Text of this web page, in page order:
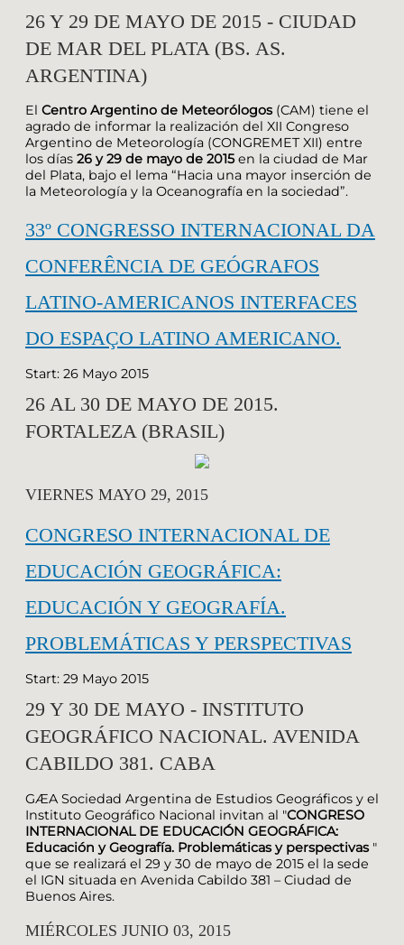
26 Y 29 DE MAYO DE 2015 - CIUDAD
DE MAR DEL PLATA (BS. AS.
ARGENTINA)
El Centro Argentino de Meteorólogos(CAM) tiene el
agrado de informar la realización del XII Congreso
Argentino de Meteorología (CONGREMET XII) entre
los días 26 y 29 de mayo de 2015en la ciudad de Mar
del Plata, bajo el lema “Hacia una mayor inserción de
la Meteorología y la Oceanografía en la sociedad”.
33º CONGRESSO INTERNACIONAL DA
CONFERÊNCIA DE GEÓGRAFOS
LATINO-AMERICANOS INTERFACES
DO ESPAÇO LATINO AMERICANO.
Start: 26 Mayo 2015
26 AL 30 DE MAYO DE 2015.
FORTALEZA (BRASIL)
VIERNES MAYO 29, 2015
CONGRESO INTERNACIONAL DE
EDUCACIÓN GEOGRÁFICA:
EDUCACIÓN Y GEOGRAFÍA.
PROBLEMÁTICAS Y PERSPECTIVAS
Start: 29 Mayo 2015
29 Y 30 DE MAYO - INSTITUTO
GEOGRÁFICO NACIONAL. AVENIDA
CABILDO 381. CABA
GÆA Sociedad Argentina de Estudios Geográficos y el
Instituto Geográfico Nacional invitan al "CONGRESO
INTERNACIONAL DE EDUCACIÓN GEOGRÁFICA:
Educación y Geografía. Problemáticas y perspectivas "
que se realizará el 29 y 30 de mayo de 2015 el la sede
el IGN situada en Avenida Cabildo 381 – Ciudad de
Buenos Aires.
MIÉRCOLES JUNIO 03, 2015